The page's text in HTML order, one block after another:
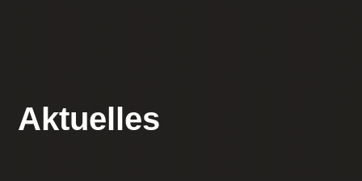
Aktuelles